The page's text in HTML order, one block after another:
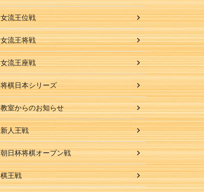
女流王位戦
女流王将戦
女流王座戦
将棋日本シリーズ
教室からのお知らせ
新人王戦
朝日杯将棋オープン戦
棋王戦